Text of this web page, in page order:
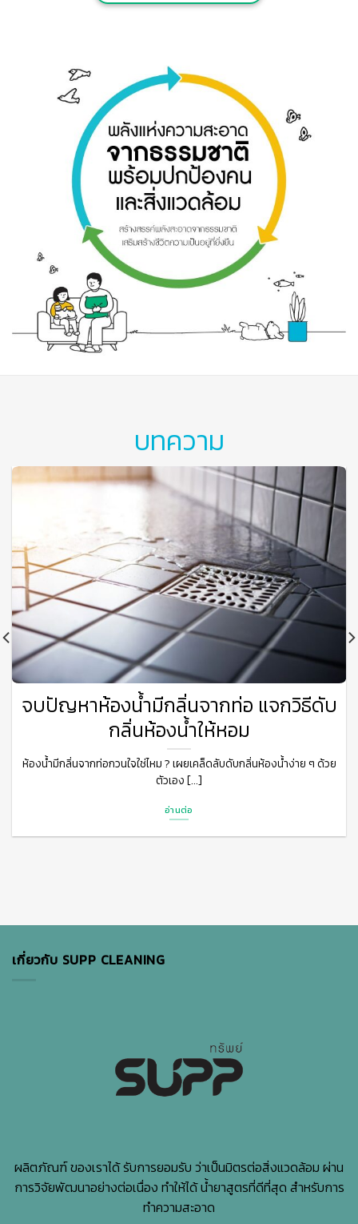
บทความ
จบปัญหาห้องน้ำมีกลิ่นจากท่อ แจกวิธีดับ
กลิ่นห้องน้ำให้หอม
ห้องน้ำมีกลิ่นจากท่อกวนใจใช่ไหม ? เผยเคล็ดลับดับกลิ่นห้องน้ำง่าย ๆ ด้วย
ตัวเอง [...]
อ่านต่อ
เกี่ยวกับ SUPP CLEANING
ผลิตภัณฑ์ ของเราได้ รับการยอมรับ ว่าเป็นมิตรต่อสิ่งแวดล้อม ผ่าน
การวิจัยพัฒนาอย่างต่อเนื่อง ทำให้ได้ น้ำยาสูตรที่ดีที่สุด สำหรับการ
ทำความสะอาด